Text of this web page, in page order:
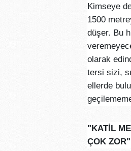
Kimseye
1500
düşer. Bu
olarak
tersi sizi,
ellerde
"KATİL
ÇOK ZOR"